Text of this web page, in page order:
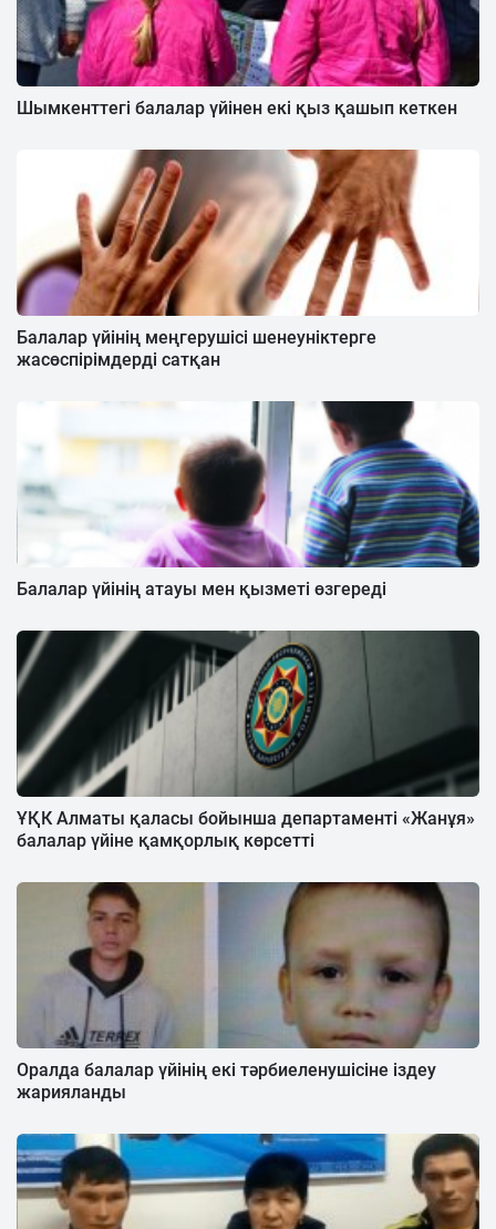
Шымкенттегі балалар үйінен екі қыз қашып кеткен
Балалар үйінің меңгерушісі шенеуніктерге
жасөспірімдерді сатқан
Балалар үйінің атауы мен қызметі өзгереді
ҰҚК Алматы қаласы бойынша департаменті «Жанұя»
балалар үйіне қамқорлық көрсетті
Оралда балалар үйінің екі тәрбиеленушісіне іздеу
жарияланды